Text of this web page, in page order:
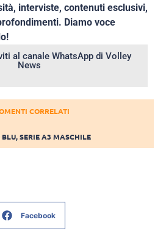
interviste, contenuti esclusivi,
Diamo voce
al canale WhatsApp di Volley
News
CORRELATI
BLU,SERIE A3 MASCHILE
Facebook